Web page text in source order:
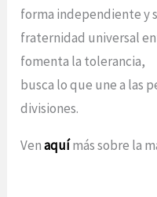
forma independiente y
fraternidad universal
fomenta la tolerancia,
busca lo que une a las
divisiones.
Venaquímás sobre la